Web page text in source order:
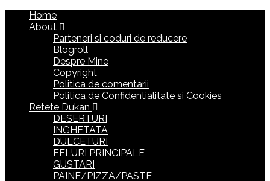
Home
About
Parteneri si coduri de reducere
Blogroll
Despre Mine
Copyright
Politica de comentarii
Politica de Confidentialitate si Cookies
Retete Dukan
DESERTURI
INGHETATA
DULCETURI
FELURI PRINCIPALE
GUSTARI
PAINE/PIZZA/PASTE